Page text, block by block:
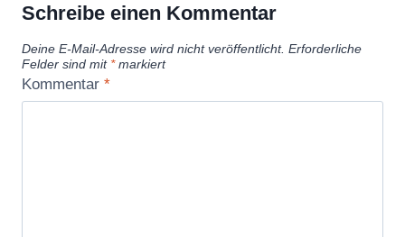
Schreibe einen Kommentar
Deine E-Mail-Adresse wird nicht veröffentlicht. Erforderliche
Felder sind mit *markiert
Kommentar *